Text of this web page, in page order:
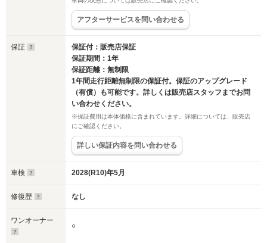
アフターサービスを問い合わせる
保証
保証付：販売店保証
保証期間：1年
保証距離：無制限
1年間走行距離無制限の保証付。保証のアップグレード
（有償）も可能です。詳しくは販売店スタッフまでお問
い合わせください。
※保証費用は本体価格に含まれています。詳細については、販売店
にご確認ください。
詳しい保証内容を問い合わせる
車検 2028(R10)年5月
修復歴 なし
ワンオーナー
○